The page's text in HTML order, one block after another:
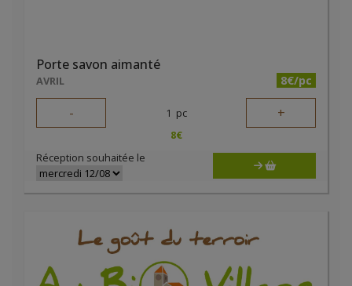
Porte savon aimanté
AVRIL 8€/pc
- 1 pc +
8€
Réception souhaitée le